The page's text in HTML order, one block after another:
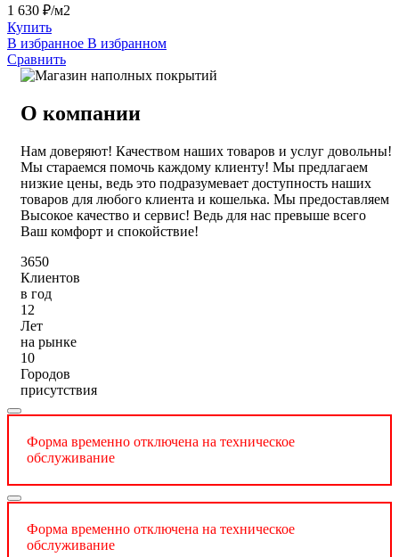
1 630 ₽/м2
Купить
В избранное В избранном
Сравнить
О компании
Нам доверяют! Качеством наших товаров и услуг довольны!
Мы стараемся помочь каждому клиенту! Мы предлагаем
низкие цены, ведь это подразумевает доступность наших
товаров для любого клиента и кошелька. Мы предоставляем
Высокое качество и сервис! Ведь для нас превыше всего
Ваш комфорт и спокойствие!
3650
Клиентов
в год
12
Лет
на рынке
10
Городов
присутствия
Форма временно отключена на техническое
обслуживание
Форма временно отключена на техническое
обслуживание